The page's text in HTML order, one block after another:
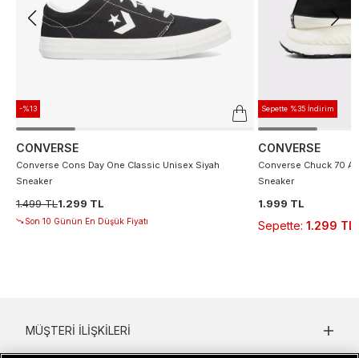
-%13
CONVERSE
Converse Cons Day One Classic Unisex Siyah
Sneaker
1.499 TL1.299 TL
Son 10 Günün En Düşük Fiyatı
Sepette %35 İndirim
CONVERSE
Converse Chuck 70
Sneaker
1.999 TL
Sepette: 1.299 TL
MÜŞTERI İLIŞKILERI